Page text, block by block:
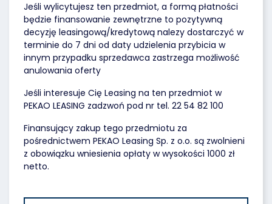
Jeśli wylicytujesz ten przedmiot, a formą płatności
będzie finansowanie zewnętrzne to pozytywną
decyzję leasingową/kredytową nalezy dostarczyć w
terminie do 7 dni od daty udzielenia przybicia w
innym przypadku sprzedawca zastrzega możliwość
anulowania oferty
Jeśli interesuje Cię Leasing na ten przedmiot w
PEKAO LEASING zadzwoń pod nr tel. 22 54 82 100
Finansujący zakup tego przedmiotu za
pośrednictwem PEKAO Leasing Sp. z o.o. są zwolnieni
z obowiązku wniesienia opłaty w wysokości 1000 zł
netto.